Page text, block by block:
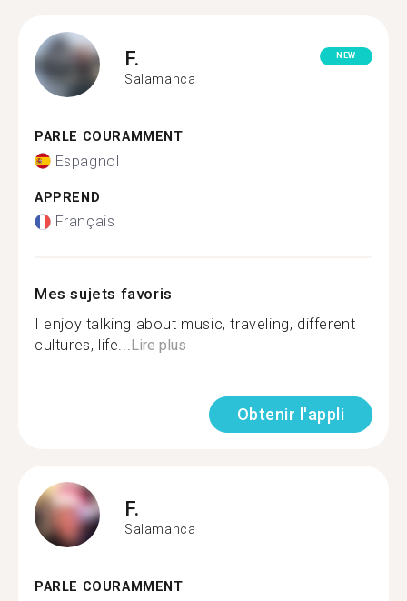
F.
Salamanca
NEW
PARLE COURAMMENT
Espagnol
APPREND
Français
Mes sujets favoris
I enjoy talking about music, traveling, different
cultures, life...Lire plus
Obtenir l'appli
F.
Salamanca
PARLE COURAMMENT